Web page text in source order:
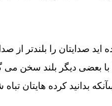
صدايتان را بلندتر از
بعضى ديگر بلند سخن مى‏
بدانيد كرده ‏هايتان تباه